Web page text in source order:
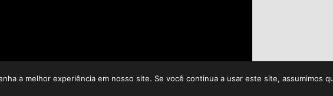
a melhor experiência em nosso site. Se você continua a usar este site, assumimos